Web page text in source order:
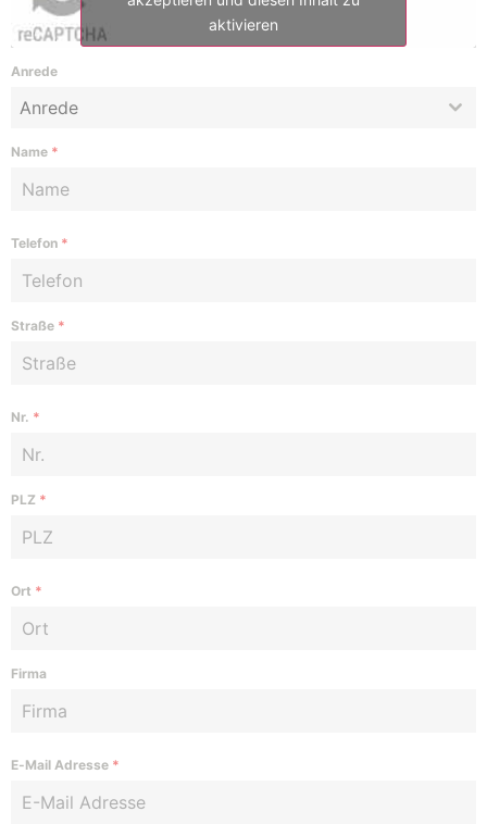
aktivieren
Anrede
Anrede
Name *
Telefon *
Straße *
Nr. *
PLZ *
Ort *
Firma
E-Mail Adresse *